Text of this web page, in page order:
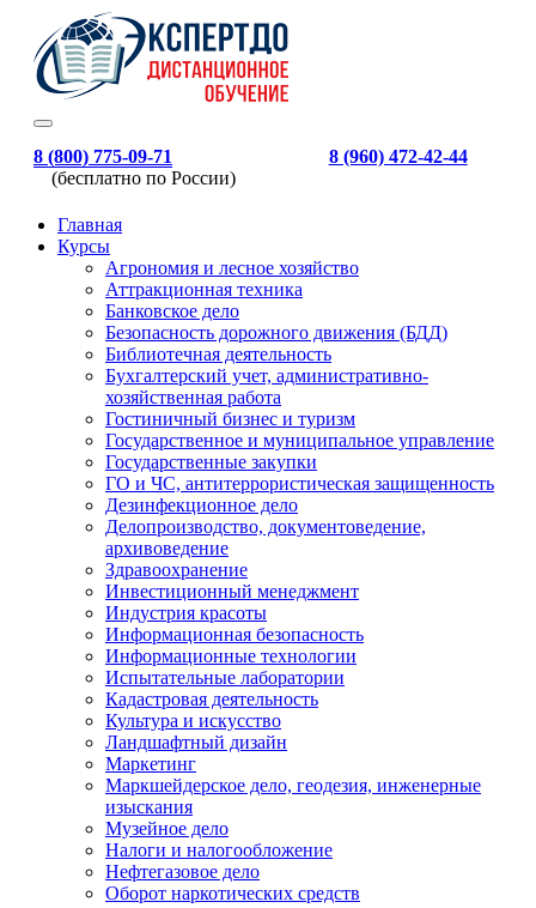
8 (800) 775-09-71
(бесплатно по России)
8 (960) 472-42-44
Главная
Курсы
Агрономия и лесное хозяйство
Аттракционная техника
Банковское дело
Безопасность дорожного движения (БДД)
Библиотечная деятельность
Бухгалтерский учет, административно-
хозяйственная работа
Гостиничный бизнес и туризм
Государственное и муниципальное управление
Государственные закупки
ГО и ЧС, антитеррористическая защищенность
Дезинфекционное дело
Делопроизводство, документоведение,
архивоведение
Здравоохранение
Инвестиционный менеджмент
Индустрия красоты
Информационная безопасность
Информационные технологии
Испытательные лаборатории
Кадастровая деятельность
Культура и искусство
Ландшафтный дизайн
Маркетинг
Маркшейдерское дело, геодезия, инженерные
изыскания
Музейное дело
Налоги и налогообложение
Нефтегазовое дело
Оборот наркотических средств